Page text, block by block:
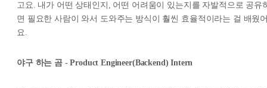
고요. 내가 어떤 상태인지, 어떤 어려움이 있는지를 자발적으로 공유
면 필요한 사람이 와서 도와주는 방식이 훨씬 효율적이라는 걸 배웠
요.
야구 하는 곰 - Product Engineer(Backend) Intern